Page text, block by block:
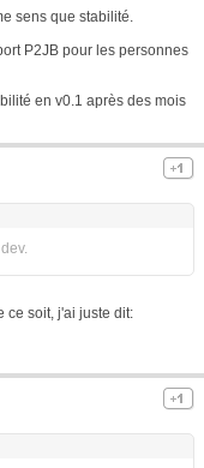
sens que stabilité.
P2JB pour les personnes
en v0.1 après des mois
ce soit, j'ai juste dit: